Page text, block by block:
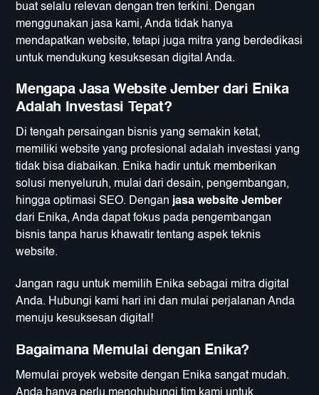
buat selalu relevan dengan tren terkini. Dengan
menggunakan jasa kami, Anda tidak hanya
mendapatkan website, tetapi juga mitra yang berdedikasi
untuk mendukung kesuksesan digital Anda.
Mengapa Jasa Website Jember dari Enika
Adalah Investasi Tepat?
Di tengah persaingan bisnis yang semakin ketat,
memiliki website yang profesional adalah investasi yang
tidak bisa diabaikan. Enika hadir untuk memberikan
solusi menyeluruh, mulai dari desain, pengembangan,
hingga optimasi SEO. Dengan jasa website Jember
dari Enika, Anda dapat fokus pada pengembangan
bisnis tanpa harus khawatir tentang aspek teknis
website.
Jangan ragu untuk memilih Enika sebagai mitra digital
Anda. Hubungi kami hari ini dan mulai perjalanan Anda
menuju kesuksesan digital!
Bagaimana Memulai dengan Enika?
Memulai proyek website dengan Enika sangat mudah.